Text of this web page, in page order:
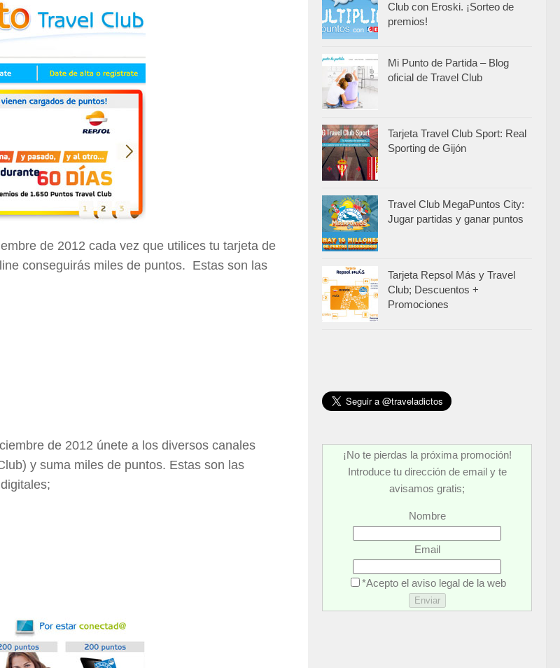
de 2012 cada vez que utilices tu tarjeta de
conseguirás miles de puntos. Estas son las
de 2012 únete a los diversos canales
y suma miles de puntos. Estas son las
Club con Eroski. ¡Sorteo de
premios!
Mi Punto de Partida – Blog
oficial de Travel Club
Tarjeta Travel Club Sport: Real
Sporting de Gijón
Travel Club MegaPuntos City:
Jugar partidas y ganar puntos
Tarjeta Repsol Más y Travel
Club; Descuentos +
Promociones
¡No te pierdas la próxima promoción!
Introduce tu dirección de email y te
avisamos gratis;
Nombre
Email
*Acepto el aviso legal de la web